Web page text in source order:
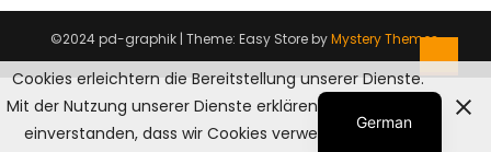
©2024 pd-graphik | Theme: Easy Store byMystery Themes.
German
English
Cookies erleichtern die Bereitstellung unserer Dienste.
Mit der Nutzung unserer Dienste erklären Sie sich damit
einverstanden, dass wir Cookies verwenden.
OK